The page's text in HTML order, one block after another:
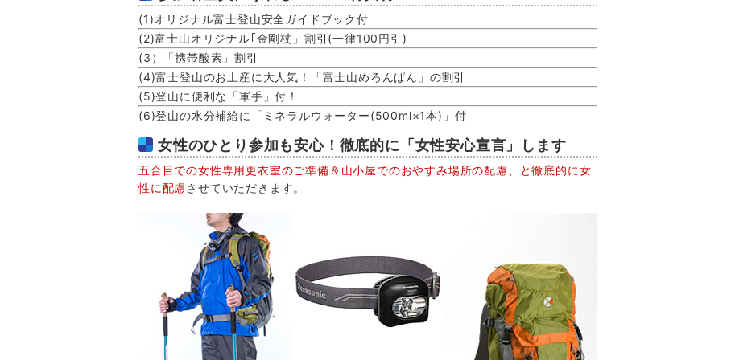
(1)オリジナル富士登山安全ガイドブック付
(2)富士山オリジナル｢金剛杖」割引(一律100円引)
(3）「携帯酸素」割引
(4)富士登山のお土産に大人気！「富士山めろんぱん」の割引
(5)登山に便利な「軍手」付！
(6)登山の水分補給に「ミネラルウォーター(500ml×1本)」付
女性のひとり参加も安心！徹底的に「女性安心宣言」します
五合目での女性専用更衣室のご準備＆山小屋でのおやすみ場所の配慮、と徹底的に女
性に配慮させていただきます。